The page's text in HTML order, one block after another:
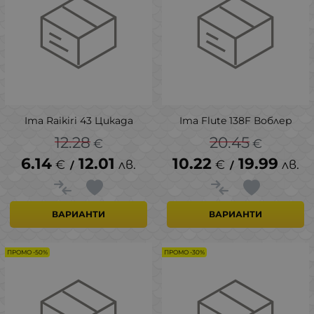
Ima Raikiri 43 Цикада
12.28 €
6.14 € / 12.01 лв.
ВАРИАНТИ
Ima Flute 138F Воблер
20.45 €
10.22 € / 19.99 лв.
ВАРИАНТИ
ПРОМО -50% ПРОМО -30%